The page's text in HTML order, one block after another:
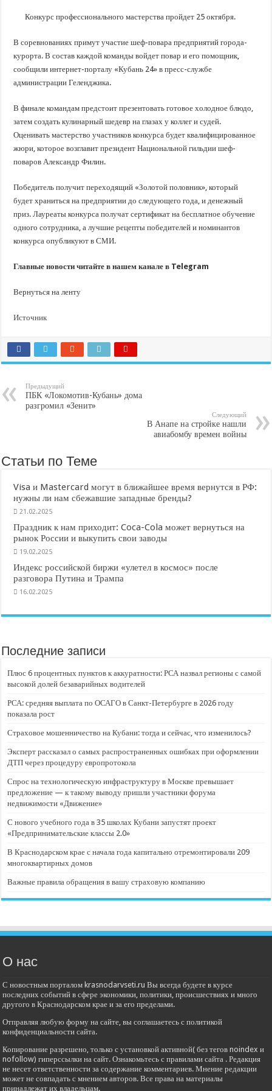
Важные правила обращения в вашу страховую компанию
В городах и районах Кубани отметили День России
Стартовал прием заявок на 20-й юбилейный молодежный форум «Регион 93»
Конкурс профессионального мастерства пройдет 25 октября.
В соревнованиях примут участие шеф-повара предприятий города-
курорта. В состав каждой команды войдет повар и его помощник,
сообщили интернет-порталу «Кубань 24» в пресс-службе
администрации Геленджика.
В финале командам предстоит презентовать готовое холодное блюдо,
затем создать кулинарный шедевр на глазах у коллег и судей.
Оценивать мастерство участников конкурса будет квалифицированное
жюри, которое возглавит президент Национальной гильдии шеф-
поваров Александр Филин.
Победитель получит переходящий «Золотой половник», который
будет храниться на предприятии до следующего года, и денежный
приз. Лауреаты конкурса получат сертификат на бесплатное обучение
одного сотрудника, а лучшие рецепты победителей и номинантов
конкурса опубликуют в СМИ.
Главные новости читайте в нашем канале в Telegram
Вернуться на ленту
Источник
Предыдущий
ПБК «Локомотив-Кубань» дома
разгромил «Зенит»
Следующий
В Анапе на стройке нашли
авиабомбу времен войны
Статьи по Теме
Visa и Mastercard могут в ближайшее время вернутся в РФ:
нужны ли нам сбежавшие западные бренды?
21.02.2025
Праздник к нам приходит: Coca-Cola может вернуться на
рынок России и выкупить свои заводы
19.02.2025
Индекс российской биржи «улетел в космос» после
разговора Путина и Трампа
16.02.2025
Последние записи
Плюс 6 процентных пунктов к аккуратности: РСА назвал регионы с самой
высокой долей безаварийных водителей
РСА: средняя выплата по ОСАГО в Санкт-Петербурге в 2026 году
показала рост
Страховое мошенничество на Кубани: тогда и сейчас, что изменилось?
Эксперт рассказал о самых распространенных ошибках при оформлении
ДТП через процедуру европротокола
Спрос на технологическую инфраструктуру в Москве превышает
предложение — к такому выводу пришли участники форума
недвижимости «Движение»
С нового учебного года в 35 школах Кубани запустят проект
«Предпринимательские классы 2.0»
В Краснодарском крае с начала года капитально отремонтировали 209
многоквартирных домов
Важные правила обращения в вашу страховую компанию
О нас
С новостным порталом krasnodarvseti.ru Вы всегда будете в курсе
последних событий в сфере экономики, политики, происшествиях и много
другого в Краснодарском крае и за его пределами.
Отправляя любую форму на сайте, вы соглашаетесь с политикой
конфиденциальности сайта.
Копирование разрешено, только с установкой активной( без тегов noindex и
nofollow) гиперссылки на сайт. Ознакомьтесь с правилами сайта . Редакция
не несет ответственности за содержание комментариев. Мнение редакции
может не совпадать с мнением авторов. Все права на материалы
принадлежат их владельцам.